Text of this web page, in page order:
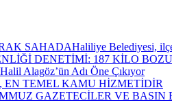
Belediyesi, ilçe
DENETİMİ: 187 KİLO
Alagöz’ün Adı Öne Çıkıyor
TEMEL KAMU HİZMETİDİR
GAZETECİLER VE BASIN